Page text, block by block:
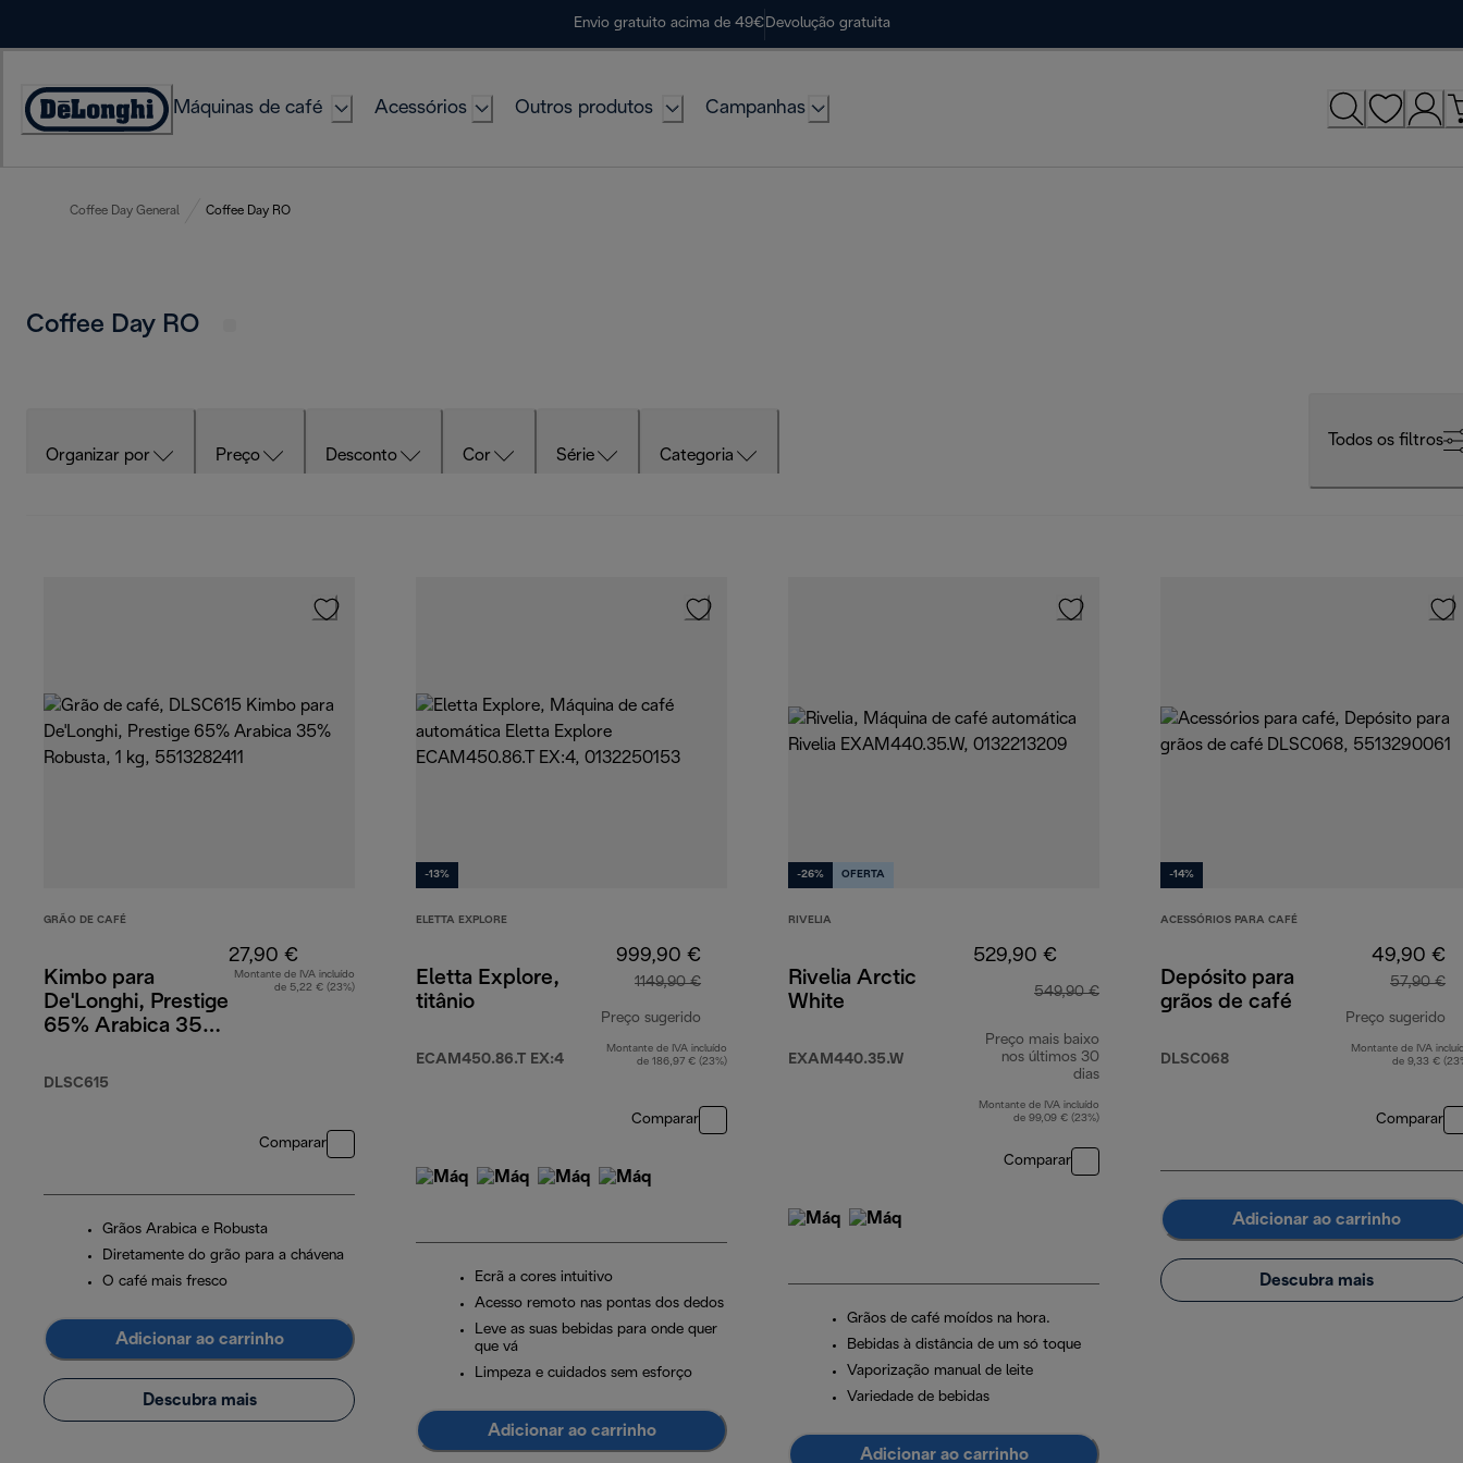
Envio gratuito acima de 49€ Devolução gratuita
Accessibility
Máquinas de café Acessórios Outros produtos Campanhas
Coffee Day General Coffee Day RO
Coffee Day RO
Organizar por Preço Desconto Cor Série Categoria
Todos os filtros
GRÃO DE CAFÉ
Kimbo para
De'Longhi, Prestige
65% Arabica 35%
DLSC615
27,90 €
Montante de IVA incluído
de 5,22 € (23%)
Comparar
Grãos Arabica e Robusta
Diretamente do grão para a chávena
O café mais fresco
Adicionar ao carrinho
Descubra mais
-13%
ELETTA EXPLORE
Eletta Explore,
titânio
ECAM450.86.T EX:4
999,90 €
1149,90 €
Preço sugerido
preço original 1149,90 €
Montante de IVA incluído
de 186,97 € (23%)
Comparar
Ecrã a cores intuitivo
Acesso remoto nas pontas dos dedos
Leve as suas bebidas para onde quer
que vá
Limpeza e cuidados sem esforço
Adicionar ao carrinho
-26% OFERTA
RIVELIA
Rivelia Arctic
White
EXAM440.35.W
529,90 €
549,90 €
Preço mais baixo
nos últimos 30
dias
Montante de IVA incluído
de 99,09 € (23%)
Comparar
Grãos de café moídos na hora.
Bebidas à distância de um só toque
Vaporização manual de leite
Variedade de bebidas
Adicionar ao carrinho
-14%
ACESSÓRIOS PARA CAFÉ
Depósito para
grãos de café
DLSC068
49,90 €
57,90 €
Preço sugerido
Montante de IVA
de 9,33 €
Comparar
Adicionar ao carrinho
Descubra mais